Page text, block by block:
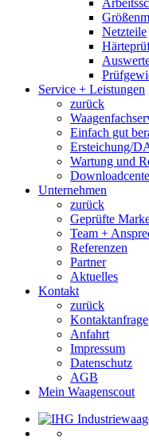
Netzteile
Service + Leistungen
zurück
Einfach gut
Ersteichung/
Wartung und
Unternehmen
zurück
Geprüfte
Team +
Referenzen
Partner
Aktuelles
Kontakt
zurück
Kontaktanfrage
Anfahrt
Impressum
Datenschutz
AGB
Mein Waagenscout